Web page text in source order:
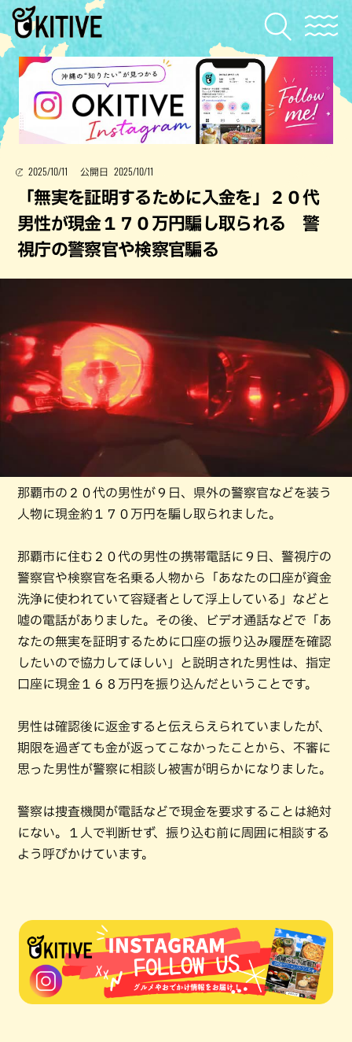
2025/10/11 公開日 2025/10/11
「無実を証明するために入金を」２０代
男性が現金１７０万円騙し取られる 警
視庁の警察官や検察官騙る
那覇市の２０代の男性が９日、県外の警察官などを装う
人物に現金約１７０万円を騙し取られました。
那覇市に住む２０代の男性の携帯電話に９日、警視庁の
警察官や検察官を名乗る人物から「あなたの口座が資金
洗浄に使われていて容疑者として浮上している」などと
嘘の電話がありました。その後、ビデオ通話などで「あ
なたの無実を証明するために口座の振り込み履歴を確認
したいので協力してほしい」と説明された男性は、指定
口座に現金１６８万円を振り込んだということです。
男性は確認後に返金すると伝えらえられていましたが、
期限を過ぎても金が返ってこなかったことから、不審に
思った男性が警察に相談し被害が明らかになりました。
警察は捜査機関が電話などで現金を要求することは絶対
にない。１人で判断せず、振り込む前に周囲に相談する
よう呼びかけています。